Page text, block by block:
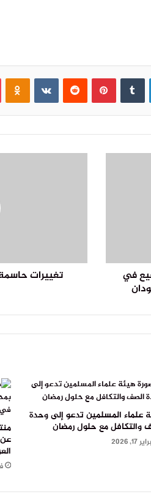
لينكدإن بينتيريست
في
تغييرات
علماء المسلمين تدعو إلى وحدة
والتكافل مع حلول رمضان
17, 2026